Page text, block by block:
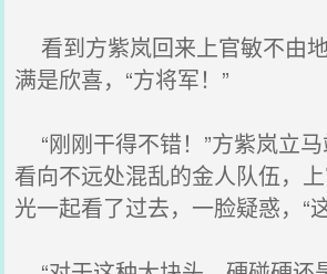
看到方紫岚回来上官敏不由地
满是欣喜，“方将军！”
“刚刚干得不错！”方紫岚立
看向不远处混乱的金人队伍，
光一起看了过去，一脸疑惑，